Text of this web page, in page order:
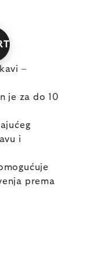
–
je za do 10
i
prema